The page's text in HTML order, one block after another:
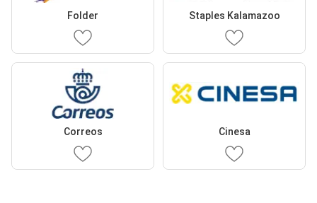
Folder Staples Kalamazoo
Correos Cinesa